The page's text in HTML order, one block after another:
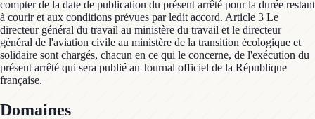
compter de la date de publication du présent arrêté pour la durée restant
à courir et aux conditions prévues par ledit accord. Article 3 Le
directeur général du travail au ministère du travail et le directeur
général de l'aviation civile au ministère de la transition écologique et
solidaire sont chargés, chacun en ce qui le concerne, de l'exécution du
présent arrêté qui sera publié au Journal officiel de la République
française.
Domaines